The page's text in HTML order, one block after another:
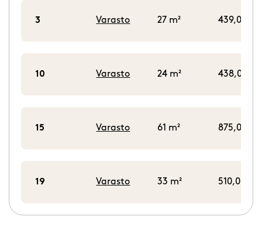
3 Varasto 27 m² 439,00 €/
10 Varasto 24 m² 438,00 €/
15 Varasto 61 m² 875,00 €/
19 Varasto 33 m² 510,00 €/